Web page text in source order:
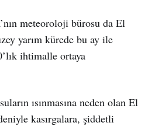
meteoroloji bürosu da El
yarım kürede bu ay ile
ihtimalle ortaya
ısınmasına neden olan El
kasırgalara, şiddetli